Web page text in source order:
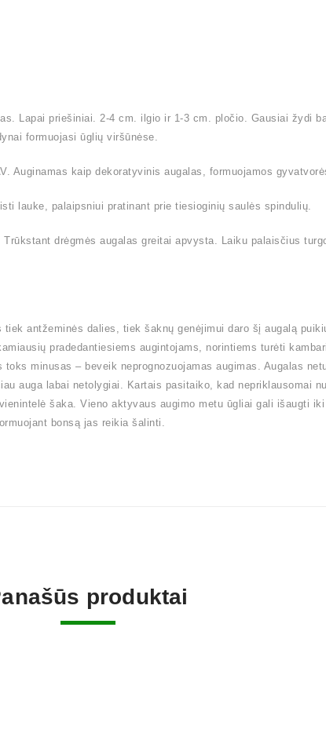
Lapai priešiniai. 2-4 cm. ilgio ir 1-3 cm. pločio. Gausiai žydi
formuojasi ūglių viršūnėse.
Auginamas kaip dekoratyvinis augalas, formuojamos
lauke, palaipsniui pratinant prie tiesioginių saulės spindulių.
drėgmės augalas greitai apvysta. Laiku palaisčius
antžeminės dalies, tiek šaknų genėjimui daro šį augalą
pradedantiesiems augintojams, norintiems turėti
minusas – beveik neprognozuojamas augimas. Augalas
auga labai netolygiai. Kartais pasitaiko, kad nepriklausomai
šaka. Vieno aktyvaus augimo metu ūgliai gali išaugti
bonsą jas reikia šalinti.
produktai